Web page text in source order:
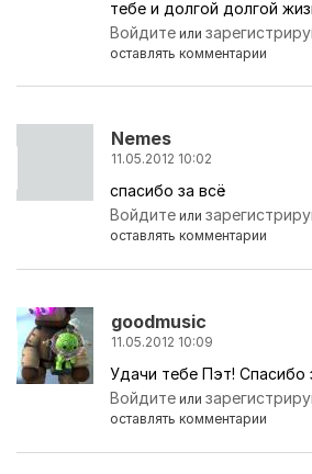
тебе и долгой долгой
Войдите или
оставлять комментарии
Nemes
11.05.2012 10:02
спасибо за всё
Войдите или
оставлять комментарии
goodmusic
11.05.2012 10:09
Удачи тебе Пэт! Спасибо
Войдите или
оставлять комментарии